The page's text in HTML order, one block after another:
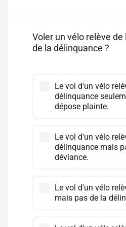
Voler un vélo relève de
de la délinquance ?
Le vol d'un vélo
délinquance
dépose plainte.
Le vol d'un vélo
délinquance mais
déviance.
Le vol d'un vélo
mais pas de la